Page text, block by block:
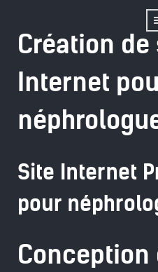
Création
Internet
Site Internet
pour
Conception